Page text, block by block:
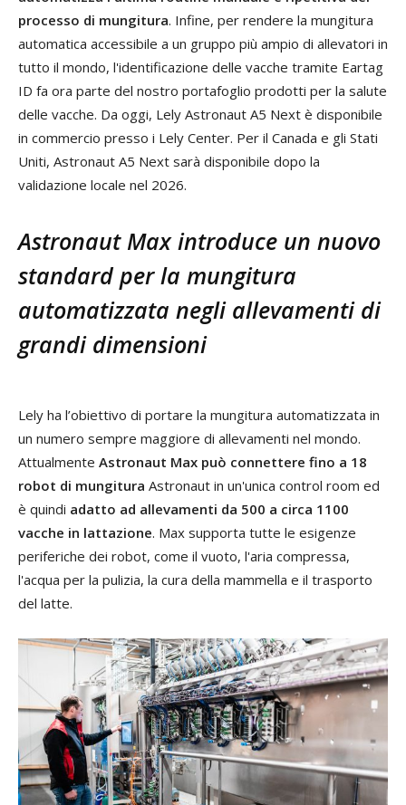
processo di mungitura. Infine, per rendere la mungitura
automatica accessibile a un gruppo più ampio di allevatori in
tutto il mondo, l'identificazione delle vacche tramite Eartag
ID fa ora parte del nostro portafoglio prodotti per la salute
delle vacche. Da oggi, Lely Astronaut A5 Next è disponibile
in commercio presso i Lely Center. Per il Canada e gli Stati
Uniti, Astronaut A5 Next sarà disponibile dopo la
validazione locale nel 2026.
Astronaut Max introduce un nuovo
standard per la mungitura
automatizzata negli allevamenti di
grandi dimensioni
Lely ha l’obiettivo di portare la mungitura automatizzata in
un numero sempre maggiore di allevamenti nel mondo.
Attualmente Astronaut Max può connettere fino a 18
robot di mungitura Astronaut in un'unica control room ed
è quindi adatto ad allevamenti da 500 a circa 1100
vacche in lattazione. Max supporta tutte le esigenze
periferiche dei robot, come il vuoto, l'aria compressa,
l'acqua per la pulizia, la cura della mammella e il trasporto
del latte.